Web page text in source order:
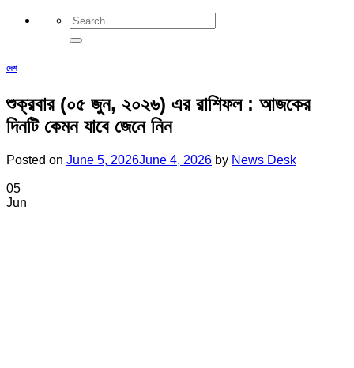
দেশ
শুক্রবার (০৫ জুন, ২০২৬) এর রাশিফল : আজকের
দিনটি কেমন যাবে জেনে নিন
Posted on June 5, 2026June 4, 2026 by News Desk
05
Jun